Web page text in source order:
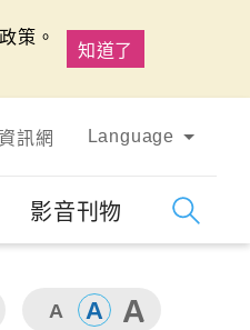
策。
知道了
訊網 Language
影音刊物